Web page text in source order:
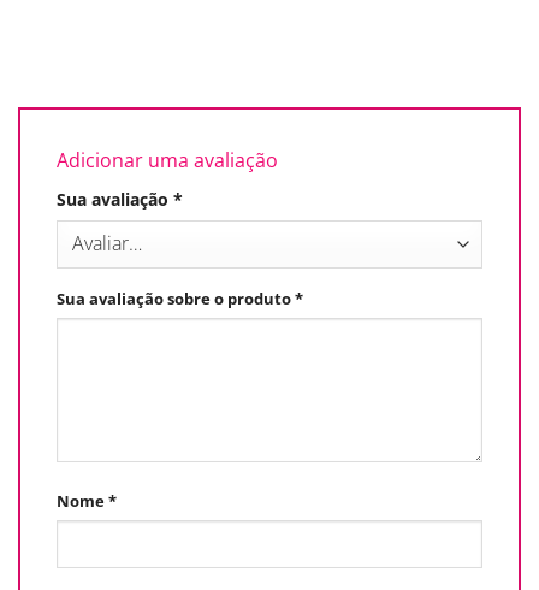
Adicionar uma avaliação
Sua avaliação *
Sua avaliação sobre o produto*
Nome*